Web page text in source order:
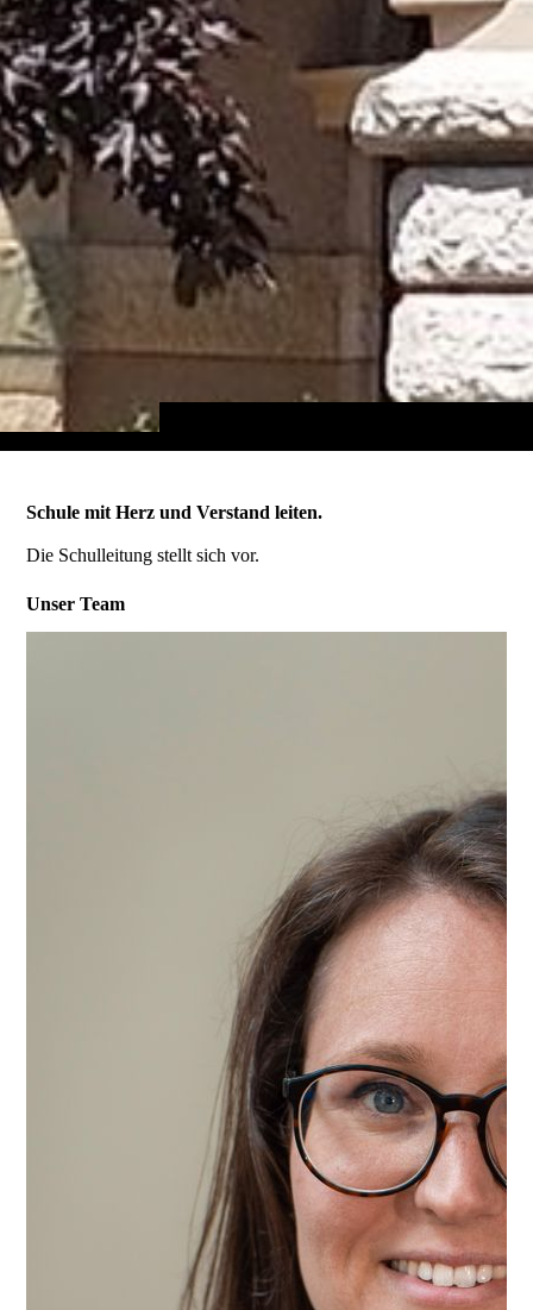
Schule mit Herz und Verstand leiten.
Die Schulleitung stellt sich vor.
Unser Team